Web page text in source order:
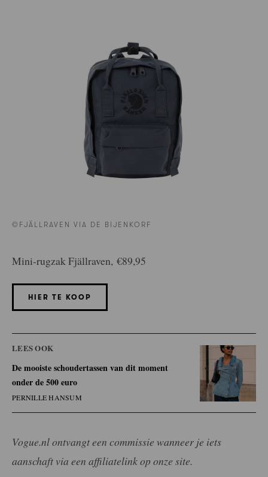
©FJÄLLRAVEN VIA DE BIJENKORF
Mini-rugzak Fjällraven, €89,95
HIER TE KOOP
LEES OOK
De mooiste schoudertassen van dit moment
onder de 500 euro
PERNILLE HANSUM
Vogue.nl ontvangt een commissie wanneer je iets
aanschaft via een affiliatelink op onze site.